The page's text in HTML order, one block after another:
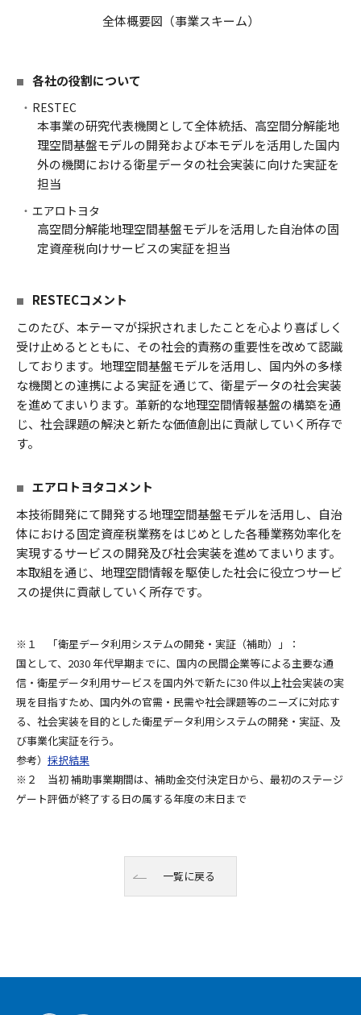
全体概要図（事業スキーム）
各社の役割について
RESTEC
本事業の研究代表機関として全体統括、高空間分解能地
理空間基盤モデルの開発および本モデルを活用した国内
外の機関における衛星データの社会実装に向けた実証を
担当
エアロトヨタ
高空間分解能地理空間基盤モデルを活用した自治体の固
定資産税向けサービスの実証を担当
RESTECコメント
このたび、本テーマが採択されましたことを心より喜ばしく
受け止めるとともに、その社会的責務の重要性を改めて認識
しております。地理空間基盤モデルを活用し、国内外の多様
な機関との連携による実証を通じて、衛星データの社会実装
を進めてまいります。革新的な地理空間情報基盤の構築を通
じ、社会課題の解決と新たな価値創出に貢献していく所存で
す。
エアロトヨタコメント
本技術開発にて開発する地理空間基盤モデルを活用し、自治
体における固定資産税業務をはじめとした各種業務効率化を
実現するサービスの開発及び社会実装を進めてまいります。
本取組を通じ、地理空間情報を駆使した社会に役立つサービ
スの提供に貢献していく所存です。
※１ 「衛星データ利⽤システムの開発・実証（補助）」：
国として、2030 年代早期までに、国内の民間企業等による主要な通
信・衛星データ利用サービスを国内外で新たに30 件以上社会実装の実
現を目指すため、国内外の官需・民需や社会課題等のニーズに対応す
る、社会実装を目的とした衛星データ利用システムの開発・実証、及
び事業化実証を行う。
参考） 採択結果
※２ 当初 補助事業期間は、補助金交付決定日から、最初のステージ
ゲート評価が終了する日の属する年度の末日まで
一覧に戻る